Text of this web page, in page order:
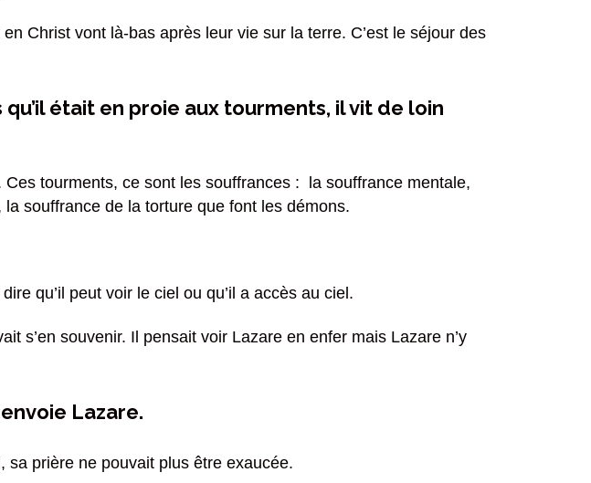
Christ vont là-bas après leur vie sur la terre. C’est le séjour des
était en proie aux tourments, il vit de loin
tourments, ce sont les souffrances : la souffrance mentale,
souffrance de la torture que font les démons.
qu’il peut voir le ciel ou qu’il a accès au ciel.
s’en souvenir. Il pensait voir Lazare en enfer mais Lazare n’y
Lazare.
sa prière ne pouvait plus être exaucée.